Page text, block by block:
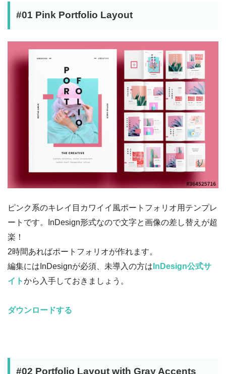
#01 Pink Portfolio Layout
ピンク系のキレイ目カワイイ風ポートフォリオ用テンプレ
ートです。InDesign形式なので文字と画像の差し替えが超
楽！
2時間あればポートフォリオが作れます。
編集にはInDesignが必須、未導入の方は InDesign公式サ
イトから入手しておきましょう。
ダウンロードする
#02 Portfolio Layout with Gray Accents